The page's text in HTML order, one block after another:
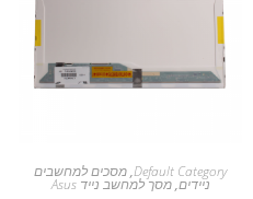
Default Category
,מסכים למחשבים
ניידים,מסך למחשב נייד Asus